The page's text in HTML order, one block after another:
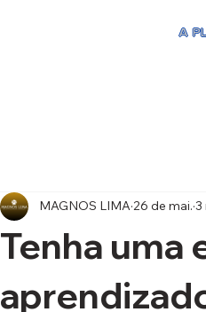
A
Tenha uma
MAGNOS LIMA26 de mai. 3